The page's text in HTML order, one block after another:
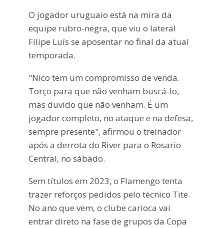
O jogador uruguaio está na mira da
equipe rubro-negra, que viu o lateral
Filipe Luís se aposentar no final da atual
temporada.
"Nico tem um compromisso de venda.
Torço para que não venham buscá-lo,
mas duvido que não venham. É um
jogador completo, no ataque e na defesa,
sempre presente", afirmou o treinador
após a derrota do River para o Rosario
Central, no sábado.
Sem títulos em 2023, o Flamengo tenta
trazer reforços pedidos pelo técnico Tite.
No ano que vem, o clube carioca vai
entrar direto na fase de grupos da Copa